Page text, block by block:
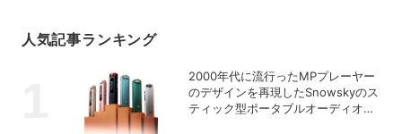
人気記事ランキング
2000年代に流行ったMPプレーヤー
のデザインを再現したSnowskyのス
ティック型ポータブルオーディオプ